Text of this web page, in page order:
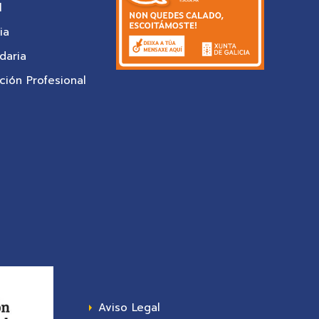
Profesional
Aviso Legal